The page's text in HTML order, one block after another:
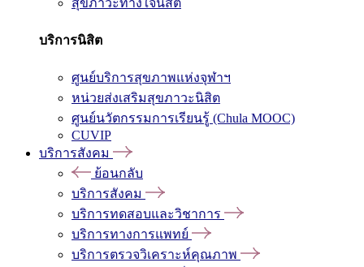
บริการนิสิต
ศูนย์บริการสุขภาพแห่งจุฬาฯ
หน่วยส่งเสริมสุขภาวะนิสิต
ศูนย์นวัตกรรมการเรียนรู้ (Chula MOOC)
CUVIP
บริการสังคม
ย้อนกลับ
บริการสังคม
บริการทดสอบและวิชาการ
บริการทางการแพทย์
บริการตรวจวิเคราะห์คุณภาพ